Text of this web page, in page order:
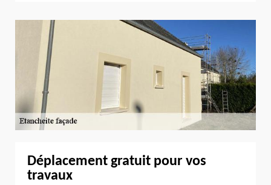
Déplacement gratuit pour vos
travaux